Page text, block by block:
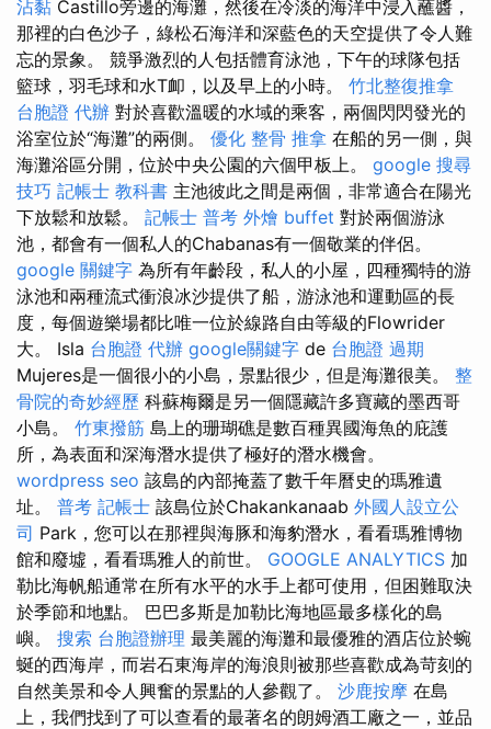
沾黏 Castillo旁邊的海灘，然後在冷淡的海洋中浸入蘸醬，
那裡的白色沙子，綠松石海洋和深藍色的天空提供了令人難
忘的景象。 競爭激烈的人包括體育泳池，下午的球隊包括
籃球，羽毛球和水T卹，以及早上的小時。 竹北整復推拿
台胞證 代辦 對於喜歡溫暖的水域的乘客，兩個閃閃發光的
浴室位於“海灘”的兩側。 優化 整骨 推拿 在船的另一側，與
海灘浴區分開，位於中央公園的六個甲板上。 google 搜尋
技巧 記帳士 教科書 主池彼此之間是兩個，非常適合在陽光
下放鬆和放鬆。 記帳士 普考 外燴 buffet 對於兩個游泳
池，都會有一個私人的Chabanas有一個敬業的伴侶。
google 關鍵字 為所有年齡段，私人的小屋，四種獨特的游
泳池和兩種流式衝浪冰沙提供了船，游泳池和運動區的長
度，每個遊樂場都比唯一位於線路自由等級的Flowrider
大。 Isla 台胞證 代辦 google關鍵字 de 台胞證 過期
Mujeres是一個很小的小島，景點很少，但是海灘很美。 整
骨院的奇妙經歷 科蘇梅爾是另一個隱藏許多寶藏的墨西哥
小島。 竹東撥筋 島上的珊瑚礁是數百種異國海魚的庇護
所，為表面和深海潛水提供了極好的潛水機會。
wordpress seo 該島的內部掩蓋了數千年曆史的瑪雅遺
址。 普考 記帳士 該島位於Chakankanaab 外國人設立公
司 Park，您可以在那裡與海豚和海豹潛水，看看瑪雅博物
館和廢墟，看看瑪雅人的前世。 GOOGLE ANALYTICS 加
勒比海帆船通常在所有水平的水手上都可使用，但困難取決
於季節和地點。 巴巴多斯是加勒比海地區最多樣化的島
嶼。 搜索 台胞證辦理 最美麗的海灘和最優雅的酒店位於蜿
蜒的西海岸，而岩石東海岸的海浪則被那些喜歡成為苛刻的
自然美景和令人興奮的景點的人參觀了。 沙鹿按摩 在島
上，我們找到了可以查看的最著名的朗姆酒工廠之一，並品